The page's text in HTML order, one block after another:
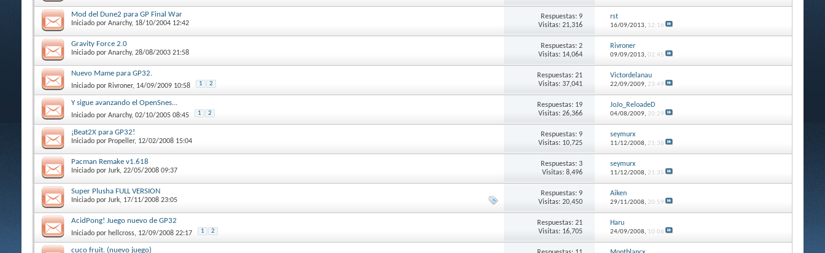
Mod del Dune2 para GP Final War
Iniciado por Anarchy, 18/10/2004 12:42
Respuestas: 9
Visitas: 21,316
rst
16/09/2013, 12:16
Gravity Force 2.0
Iniciado por Anarchy, 28/08/2003 21:58
Respuestas: 2
Visitas: 14,064
Rivroner
09/09/2013, 02:45
Nuevo Mame para GP32.
Iniciado por Rivroner, 14/09/2009 10:58 1 2
Respuestas: 21
Visitas: 37,041
Victordelanau
22/09/2009, 23:49
Y sigue avanzando el OpenSnes...
Iniciado por Anarchy, 02/10/2005 08:45 1 2
Respuestas: 19
Visitas: 26,366
JoJo_ReloadeD
04/08/2009, 20:29
¡Beat2X para GP32!
Iniciado por Propeller, 12/02/2008 15:04
Respuestas: 9
Visitas: 10,725
seymurx
11/12/2008, 21:38
Pacman Remake v1.618
Iniciado por Jurk, 22/05/2008 09:37
Respuestas: 3
Visitas: 8,496
seymurx
11/12/2008, 21:35
Super Plusha FULL VERSION
Iniciado por Jurk, 17/11/2008 23:05
Respuestas: 9
Visitas: 20,450
Aiken
29/11/2008, 20:59
AcidPong! Juego nuevo de GP32
Iniciado por hellcross, 12/09/2008 22:17 1 2
Respuestas: 21
Visitas: 16,705
Haru
24/09/2008, 10:06
cuco fruit. (nuevo juego)